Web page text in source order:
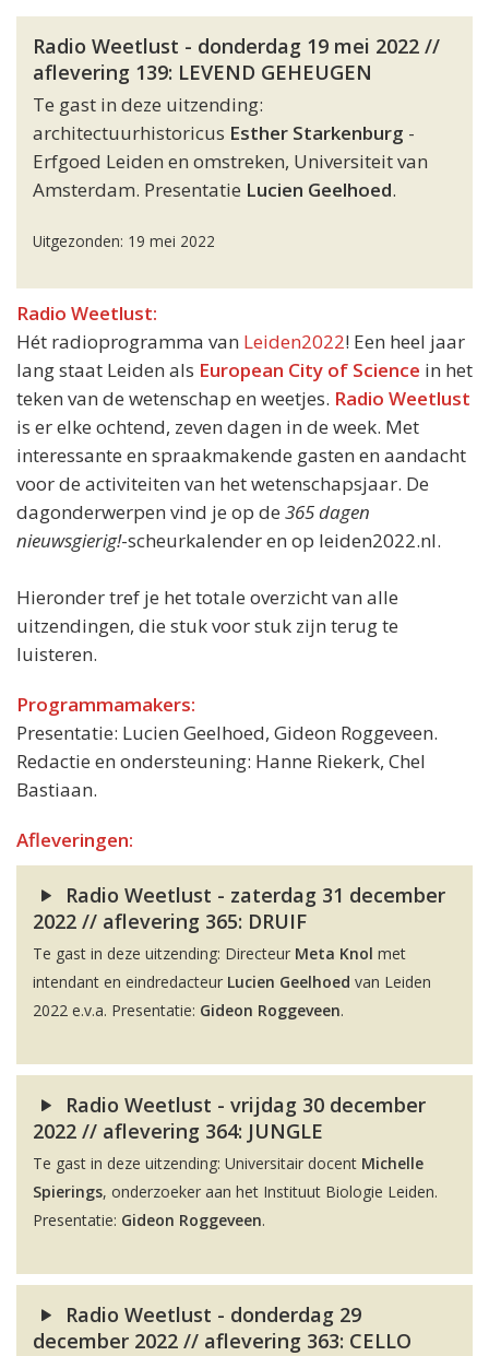
Radio Weetlust - donderdag 19 mei 2022 //
aflevering 139: LEVEND GEHEUGEN
Te gast in deze uitzending:
architectuurhistoricus Esther Starkenburg -
Erfgoed Leiden en omstreken, Universiteit van
Amsterdam. Presentatie Lucien Geelhoed.
Uitgezonden: 19 mei 2022
Radio Weetlust:
Hét radioprogramma van Leiden2022! Een heel jaar
lang staat Leiden als European City of Science in het
teken van de wetenschap en weetjes. Radio Weetlust
is er elke ochtend, zeven dagen in de week. Met
interessante en spraakmakende gasten en aandacht
voor de activiteiten van het wetenschapsjaar. De
dagonderwerpen vind je op de 365 dagen
nieuwsgierig!-scheurkalender en op leiden2022.nl.
Hieronder tref je het totale overzicht van alle
uitzendingen, die stuk voor stuk zijn terug te
luisteren.
Programmamakers:
Presentatie: Lucien Geelhoed, Gideon Roggeveen.
Redactie en ondersteuning: Hanne Riekerk, Chel
Bastiaan.
Afleveringen:
Radio Weetlust - zaterdag 31 december
2022 // aflevering 365: DRUIF
Te gast in deze uitzending: Directeur Meta Knol met
intendant en eindredacteur Lucien Geelhoed van Leiden
2022 e.v.a. Presentatie: Gideon Roggeveen.
Radio Weetlust - vrijdag 30 december
2022 // aflevering 364: JUNGLE
Te gast in deze uitzending: Universitair docent Michelle
Spierings, onderzoeker aan het Instituut Biologie Leiden.
Presentatie: Gideon Roggeveen.
Radio Weetlust - donderdag 29
december 2022 // aflevering 363: CELLO